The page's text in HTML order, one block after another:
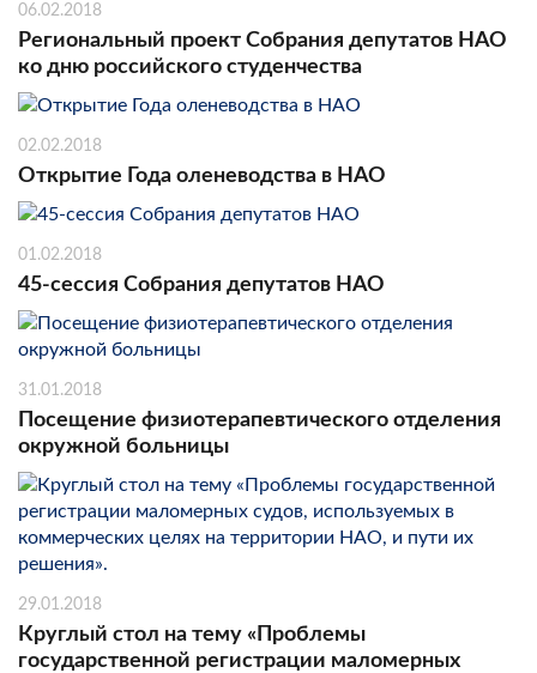
06.02.2018
Региональный проект Собрания депутатов НАО
ко дню российского студенчества
02.02.2018
Открытие Года оленеводства в НАО
01.02.2018
45-сессия Собрания депутатов НАО
31.01.2018
Посещение физиотерапевтического отделения
окружной больницы
29.01.2018
Круглый стол на тему «Проблемы
государственной регистрации маломерных